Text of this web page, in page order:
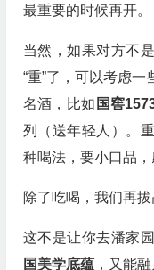
最重要的时候再开。
当然，如果对方不
“重”了，可以考虑
名酒，比如 国窖
列（送年轻人）。
种喝法，要小口品，
除了吃喝，我们再
这不是让你去潘家
国美学底蕴，又能融